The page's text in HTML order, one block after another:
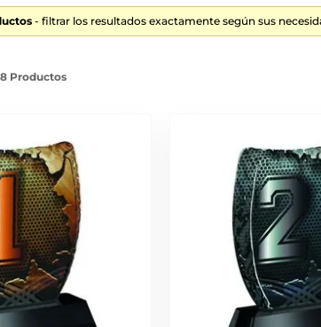
- filtrar los resultados exactamente según sus
Productos